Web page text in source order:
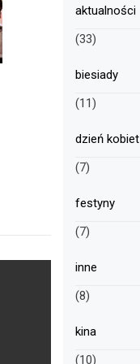
aktualności
(33)
biesiady
(11)
dzień kobiet
(7)
festyny
(7)
inne
(8)
kina
(10)